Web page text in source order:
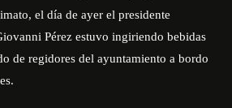
el día de ayer el presidente
Pérez estuvo ingiriendo bebidas
de regidores del ayuntamiento a bordo